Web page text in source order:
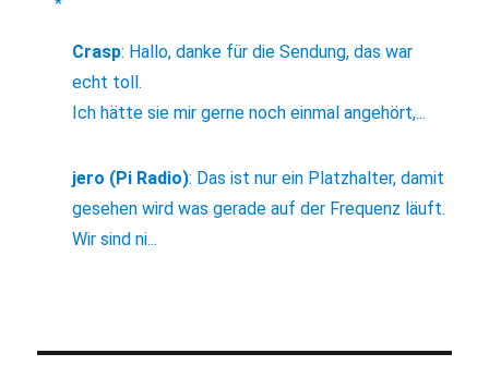
Crasp: Hallo, danke für die Sendung, das war
echt toll.
Ich hätte sie mir gerne noch einmal angehört,...
jero (Pi Radio): Das ist nur ein Platzhalter, damit
gesehen wird was gerade auf der Frequenz läuft.
Wir sind ni...